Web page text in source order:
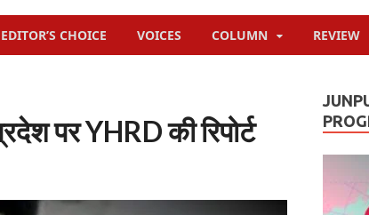
EDITOR’S CHOICE VOICES COLUMN REVIEW
पर YHRD की रिपोर्ट